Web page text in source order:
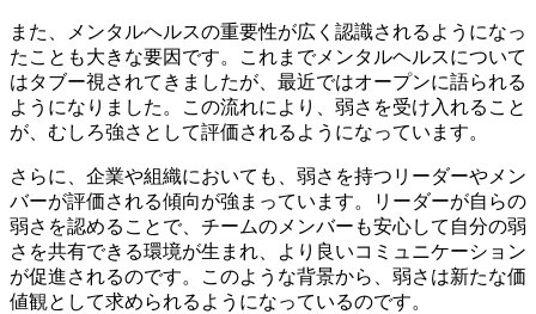
また、メンタルヘルスの重要性が広く認識されるようになっ
たことも大きな要因です。これまでメンタルヘルスについて
はタブー視されてきましたが、最近ではオープンに語られる
ようになりました。この流れにより、弱さを受け入れること
が、むしろ強さとして評価されるようになっています。
さらに、企業や組織においても、弱さを持つリーダーやメン
バーが評価される傾向が強まっています。リーダーが自らの
弱さを認めることで、チームのメンバーも安心して自分の弱
さを共有できる環境が生まれ、より良いコミュニケーション
が促進されるのです。このような背景から、弱さは新たな価
値観として求められるようになっているのです。